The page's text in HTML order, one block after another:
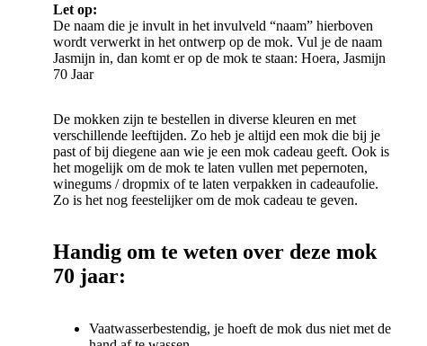
Let op:
De naam die je invult in het invulveld “naam” hierboven
wordt verwerkt in het ontwerp op de mok. Vul je de naam
Jasmijn in, dan komt er op de mok te staan: Hoera, Jasmijn
70 Jaar
De mokken zijn te bestellen in diverse kleuren en met
verschillende leeftijden. Zo heb je altijd een mok die bij je
past of bij diegene aan wie je een mok cadeau geeft. Ook is
het mogelijk om de mok te laten vullen met pepernoten,
winegums / dropmix of te laten verpakken in cadeaufolie.
Zo is het nog feestelijker om de mok cadeau te geven.
Handig om te weten over deze mok
70 jaar:
Vaatwasserbestendig, je hoeft de mok dus niet met de